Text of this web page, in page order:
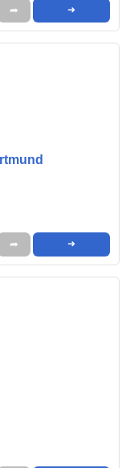
➦ ➜
➦ ➜